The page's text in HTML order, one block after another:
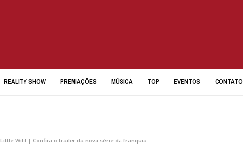
REALITY SHOW PREMIAÇÕES MÚSICA TOP EVENTOS CONTATO
Wild | Confira o trailer da nova série da franquia